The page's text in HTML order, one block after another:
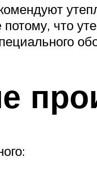
потому, что